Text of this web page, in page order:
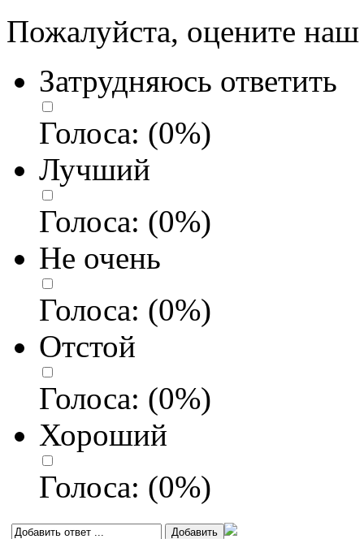
Пожалуйста, оцените наш
Затрудняюсь ответить
Голоса: (0%)
Лучший
Голоса: (0%)
Не очень
Голоса: (0%)
Отстой
Голоса: (0%)
Хороший
Голоса: (0%)